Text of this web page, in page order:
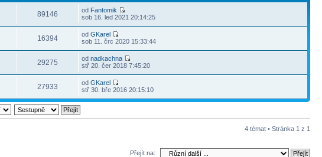
89146 od Fantomik
sob 16. led 2021 20:14:25
16394 odGKarel
sob 11. črc 2020 15:33:44
29275 odnadkachna
stř 20. čer 2018 7:45:20
27933 odGKarel
stř 30. bře 2016 20:15:10
4 témat • Stránka 1 z 1
Přejít na: